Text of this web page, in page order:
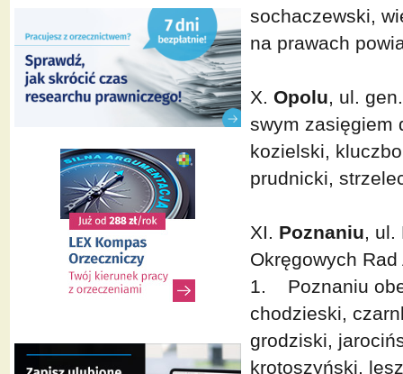
sochaczewski,
na prawach
X. Opolu, ul.
swym zasięgiem
kozielski,
prudnicki,
XI. Poznaniu, ul.
Okręgowych
1. Poznaniu
chodzieski,
grodziski,
krotoszyński,